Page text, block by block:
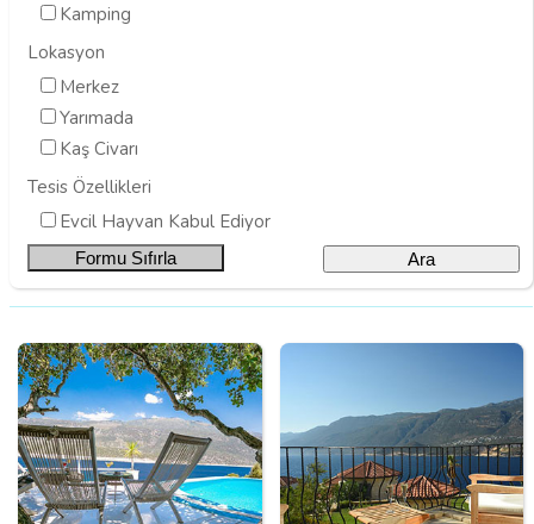
Kamping
Lokasyon
Merkez
Yarımada
Kaş Civarı
Tesis Özellikleri
Evcil Hayvan Kabul Ediyor